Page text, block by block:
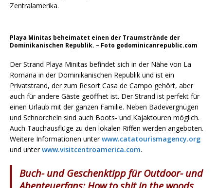
Zentralamerika.
Playa Minitas beheimatet einen der Traumstrände der
Dominikanischen Republik. – Foto godominicanrepublic.com
Der Strand Playa Minitas befindet sich in der Nähe von La
Romana in der Dominikanischen Republik und ist ein
Privatstrand, der zum Resort Casa de Campo gehört, aber
auch für andere Gäste geöffnet ist. Der Strand ist perfekt für
einen Urlaub mit der ganzen Familie. Neben Badevergnügen
und Schnorcheln sind auch Boots- und Kajaktouren möglich.
Auch Tauchausflüge zu den lokalen Riffen werden angeboten.
Weitere Informationen unterwww.catatourismagency.org
und unterwww.visitcentroamerica.com.
Buch- und Geschenktipp für Outdoor- und